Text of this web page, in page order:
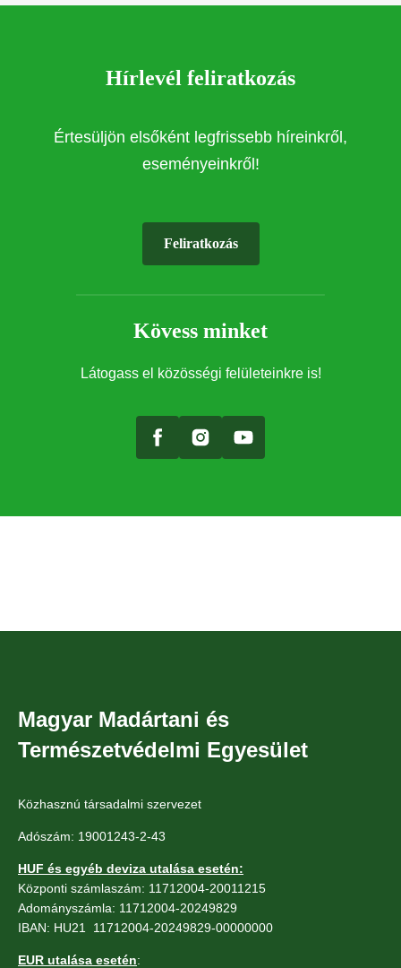
Hírlevél feliratkozás
Értesüljön elsőként legfrissebb híreinkről,
eseményeinkről!
Feliratkozás
Kövess minket
Látogass el közösségi felületeinkre is!
Magyar Madártani és
Természetvédelmi Egyesület
Közhasznú társadalmi szervezet
Adószám: 19001243-2-43
HUF és egyéb deviza utalása esetén:
Központi számlaszám: 11712004-20011215
Adományszámla: 11712004-20249829
IBAN: HU21 11712004-20249829-00000000
EUR utalása esetén: